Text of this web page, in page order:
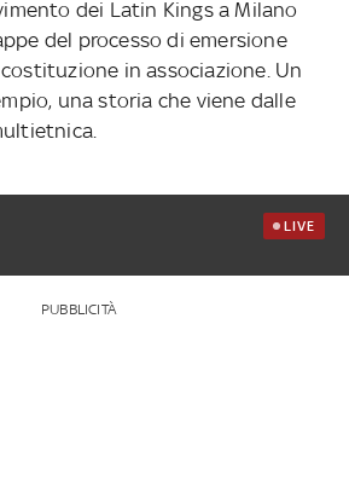
dei Latin Kings a Milano
del processo di emersione
in associazione. Un
una storia che viene dalle
LIVE
PUBBLICITÀ